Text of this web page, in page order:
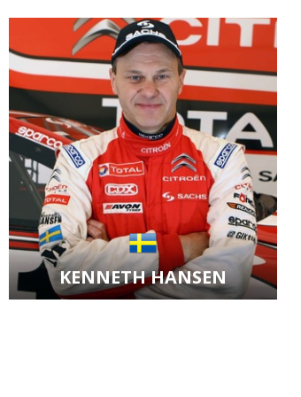
Zobrazit kartu jezdce
KENNETH HANSEN